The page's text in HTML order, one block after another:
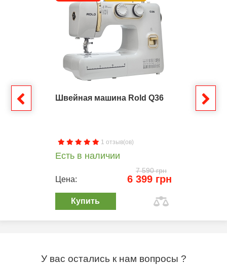
Швейная машина Rold Q36
1 отзыв(ов)
Есть в наличии
7 590 грн
Цена: 6 399 грн
Купить
У вас остались к нам вопросы ?